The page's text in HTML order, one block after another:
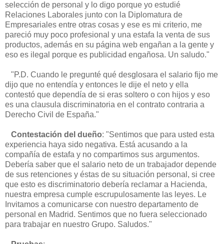
selección de personal y lo digo porque yo estudié
Relaciones Laborales junto con la Diplomatura de
Empresariales entre otras cosas y ese es mi criterio, me
pareció muy poco profesional y una estafa la venta de sus
productos, además en su página web engañan a la gente y
eso es ilegal porque es publicidad engañosa. Un saludo."
"P.D. Cuando le pregunté qué desglosara el salario fijo me
dijo que no entendía y entonces le dije el neto y ella
contestó que dependía de si eras soltero o con hijos y eso
es una clausula discriminatoria en el contrato contraria a
Derecho Civil de España."
Contestación del dueño: "Sentimos que para usted esta
experiencia haya sido negativa. Está acusando a la
compañía de estafa y no compartimos sus argumentos.
Debería saber que el salario neto de un trabajador depende
de sus retenciones y éstas de su situación personal, si cree
que esto es discriminatorio debería reclamar a Hacienda,
nuestra empresa cumple escrupulosamente las leyes. Le
Invitamos a comunicarse con nuestro departamento de
personal en Madrid. Sentimos que no fuera seleccionado
para trabajar en nuestro Grupo. Saludos."